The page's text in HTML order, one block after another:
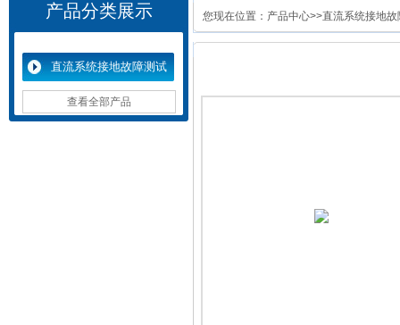
产品分类展示
直流系统接地故障测试
仪 查看全部产品
您现在位置： 产品中心>>直流系统接地故